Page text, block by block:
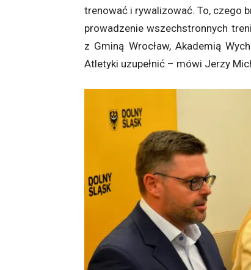
trenować i rywalizować. To, czego
prowadzenie wszechstronnych
z Gminą Wrocław, Akademią
Atletyki uzupełnić – mówi Jerzy